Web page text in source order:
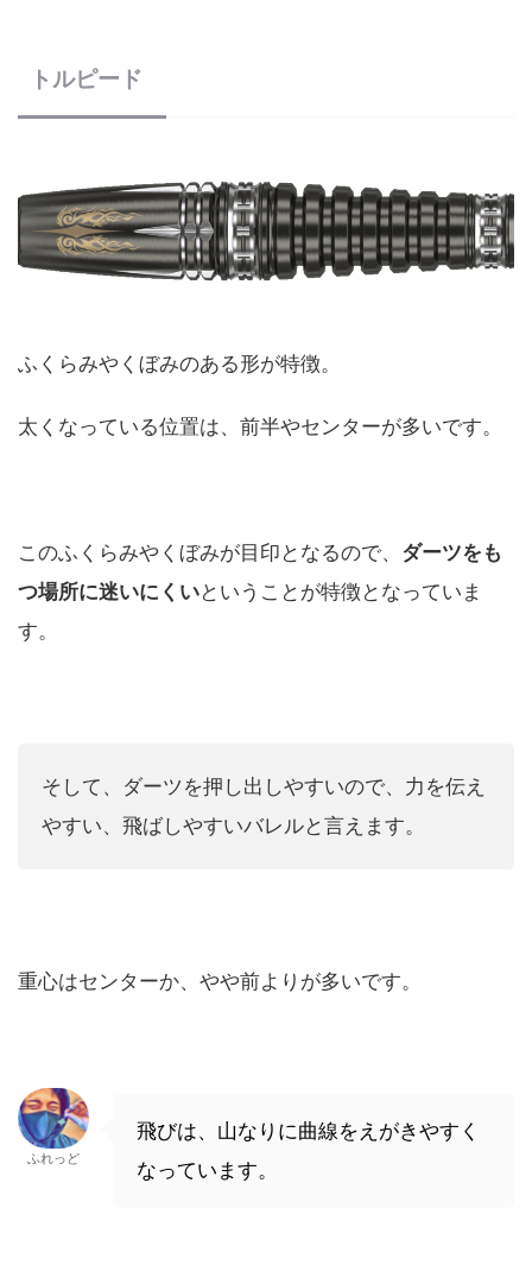
トルピード
ふくらみやくぼみのある形が特徴。
太くなっている位置は、前半やセンターが多いです。
このふくらみやくぼみが目印となるので、 ダーツをも
つ場所に迷いにくいということが特徴となっていま
す。
そして、ダーツを押し出しやすいので、力を伝え
やすい、飛ばしやすいバレルと言えます。
重心はセンターか、やや前よりが多いです。
ふれっど
飛びは、山なりに曲線をえがきやすく
なっています。